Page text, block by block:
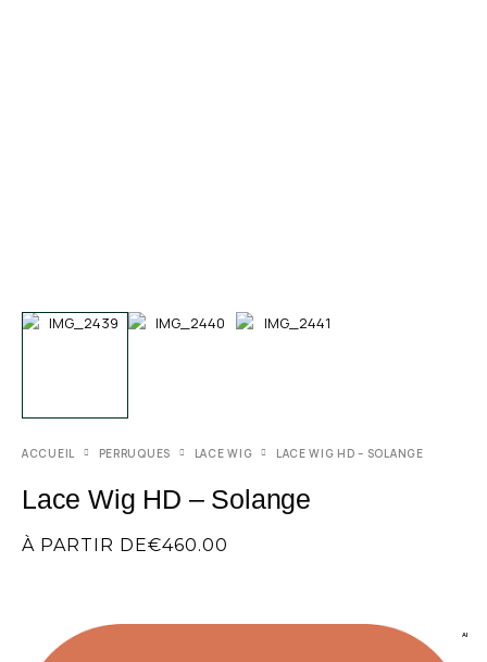
ACCUEIL PERRUQUES LACE WIG LACE WIG HD – SOLANGE
Lace Wig HD – Solange
À PARTIR DE€460.00
AI